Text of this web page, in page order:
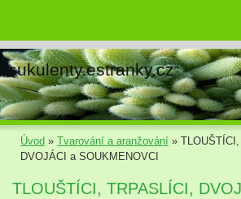
sukulenty.estranky.cz
Úvod » Tvarování a aranžování »
DVOJÁCI a SOUKMENOVCI
TLOUŠTÍCI, TRPASLÍCI,